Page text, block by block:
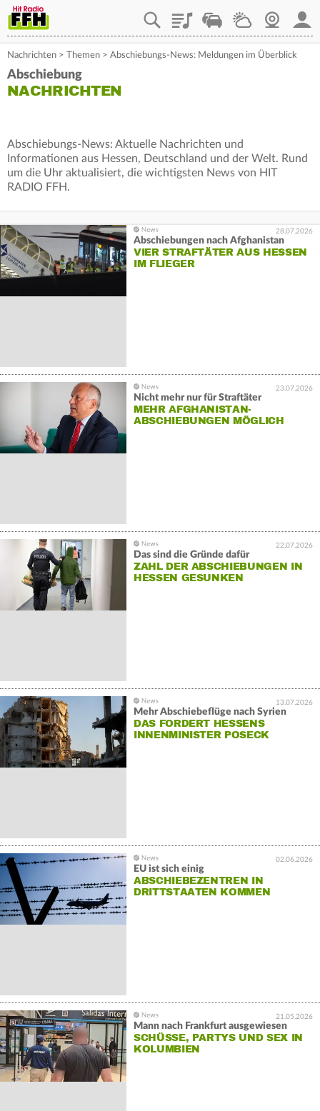
PlaylistStaupilotWetterWebcam
Nachrichten > Themen > Abschiebungs-News: Meldungen im Überblick
Abschiebung
NACHRICHTEN
Abschiebungs-News: Aktuelle Nachrichten und
Informationen aus Hessen, Deutschland und der Welt. Rund
um die Uhr aktualisiert, die wichtigsten News von HIT
RADIO FFH.
28.07.2026
Abschiebungen nach Afghanistan
VIER STRAFTÄTER AUS HESSEN
IM FLIEGER
23.07.2026
Nicht mehr nur für Straftäter
MEHR AFGHANISTAN-
ABSCHIEBUNGEN MÖGLICH
22.07.2026
Das sind die Gründe dafür
ZAHL DER ABSCHIEBUNGEN IN
HESSEN GESUNKEN
13.07.2026
Mehr Abschiebeflüge nach Syrien
DAS FORDERT HESSENS
INNENMINISTER POSECK
02.06.2026
EU ist sich einig
ABSCHIEBEZENTREN IN
DRITTSTAATEN KOMMEN
21.05.2026
Mann nach Frankfurt ausgewiesen
SCHÜSSE, PARTYS UND SEX IN
KOLUMBIEN